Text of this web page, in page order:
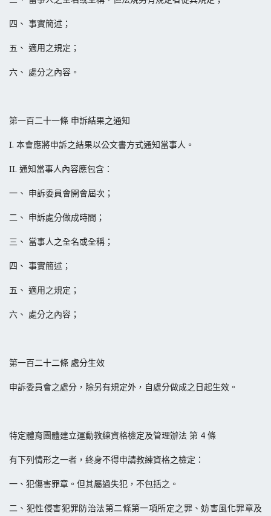
四、 事實簡述；
五、 適用之規定；
六、 處分之內容。
第一百二十一條 申訴結果之通知
I. 本會應將申訴之結果以公文書方式通知當事人。
II. 通知當事人內容應包含：
一、 申訴委員會開會屆次；
二、 申訴處分做成時間；
三、 當事人之全名或全稱；
四、 事實簡述；
五、 適用之規定；
六、 處分之內容；
第一百二十二條 處分生效
申訴委員會之處分，除另有規定外，自處分做成之日起生效。
特定體育團體建立運動教練資格檢定及管理辦法 第 4 條
有下列情形之一者，終身不得申請教練資格之檢定：
一、犯傷害罪章。但其屬過失犯，不包括之。
二、犯性侵害犯罪防治法第二條第一項所定之罪、妨害風化罪章及